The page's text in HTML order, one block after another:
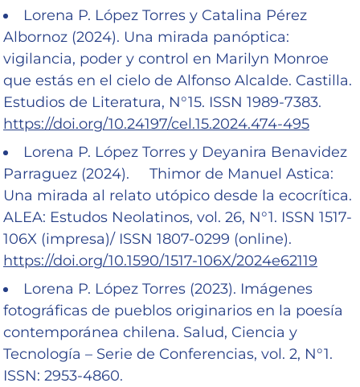
Lorena P. López Torres y Catalina Pérez
Albornoz (2024). Una mirada panóptica:
vigilancia, poder y control en Marilyn Monroe
que estás en el cielo de Alfonso Alcalde. Castilla.
Estudios de Literatura, N°15. ISSN 1989-7383.
https://doi.org/10.24197/cel.15.2024.474-495
Lorena P. López Torres y Deyanira Benavidez
Parraguez (2024). Thimor de Manuel Astica:
Una mirada al relato utópico desde la ecocrítica.
ALEA: Estudos Neolatinos, vol. 26, N°1. ISSN 1517-
106X (impresa)/ ISSN 1807-0299 (online).
https://doi.org/10.1590/1517-106X/2024e62119
Lorena P. López Torres (2023). Imágenes
fotográficas de pueblos originarios en la poesía
contemporánea chilena. Salud, Ciencia y
Tecnología – Serie de Conferencias, vol. 2, N°1.
ISSN: 2953-4860.